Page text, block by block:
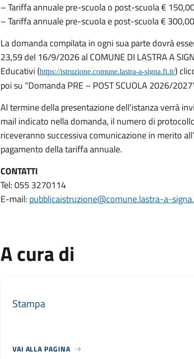
– Tariffa annuale pre-scuola o post-scuola €
– Tariffa annuale pre-scuola e post-scuola € 300,00
La domanda compilata in ogni sua parte dovrà
23,59 del 16/9/2026 al COMUNE DI LASTRA A
Educativi (https://istruzione.comune.lastra-a-signa.fi.it/)
poi su "Domanda PRE – POST SCUOLA 2026/
Al termine della presentazione dell'istanza verrà
mail indicato nella domanda, il numero di
riceveranno successiva comunicazione in merito
pagamento della tariffa annuale.
CONTATTI
Tel: 055 3270114
E-mail: pubblicaistruzione@comune.lastra-a-
A cura di
Stampa
VAI ALLA PAGINA